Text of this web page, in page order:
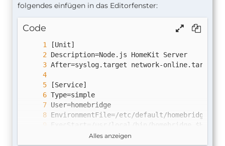
folgendes einfügen in das Editorfenster:
Code
Alles anzeigen